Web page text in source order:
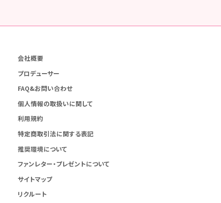
会社概要
プロデューサー
FAQ&お問い合わせ
個人情報の取扱いに関して
利用規約
特定商取引法に関する表記
推奨環境について
ファンレター・プレゼントについて
サイトマップ
リクルート